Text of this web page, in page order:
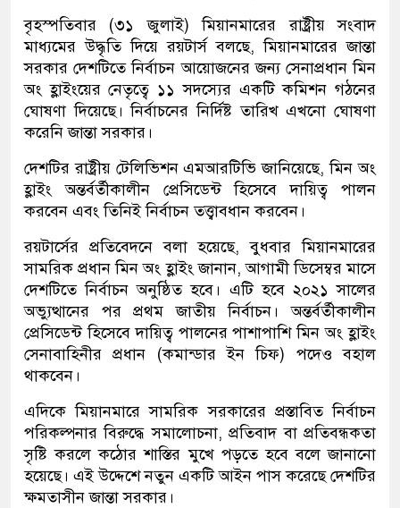
বৃহস্পতিবার (৩১ জুলাই) মিয়ানমারের রাষ্ট্রীয় সংবাদ
মাধ্যমের উদ্ধৃতি দিয়ে রয়টার্স বলছে, মিয়ানমারের জান্তা
সরকার দেশটিতে নির্বাচন আয়োজনের জন্য সেনাপ্রধান মিন
অং হ্লাইংয়ের নেতৃত্বে ১১ সদস্যের একটি কমিশন গঠনের
ঘোষণা দিয়েছে। নির্বাচনের নির্দিষ্ট তারিখ এখনো ঘোষণা
করেনি জান্তা সরকার।
দেশটির রাষ্ট্রীয় টেলিভিশন এমআরটিভি জানিয়েছে, মিন অং
হ্লাইং অন্তর্বর্তীকালীন প্রেসিডেন্ট হিসেবে দায়িত্ব পালন
করবেন এবং তিনিই নির্বাচন তত্ত্বাবধান করবেন।
রয়টার্সের প্রতিবেদনে বলা হয়েছে, বুধবার মিয়ানমারের
সামরিক প্রধান মিন অং হ্লাইং জানান, আগামী ডিসেম্বর মাসে
দেশটিতে নির্বাচন অনুষ্ঠিত হবে। এটি হবে ২০২১ সালের
অভ্যুত্থানের পর প্রথম জাতীয় নির্বাচন। অন্তর্বর্তীকালীন
প্রেসিডেন্ট হিসেবে দায়িত্ব পালনের পাশাপাশি মিন অং হ্লাইং
সেনাবাহিনীর প্রধান (কমান্ডার ইন চিফ) পদেও বহাল
থাকবেন।
এদিকে মিয়ানমারে সামরিক সরকারের প্রস্তাবিত নির্বাচন
পরিকল্পনার বিরুদ্ধে সমালোচনা, প্রতিবাদ বা প্রতিবন্ধকতা
সৃষ্টি করলে কঠোর শাস্তির মুখে পড়তে হবে বলে জানানো
হয়েছে। এই উদ্দেশে নতুন একটি আইন পাস করেছে দেশটির
ক্ষমতাসীন জান্তা সরকার।